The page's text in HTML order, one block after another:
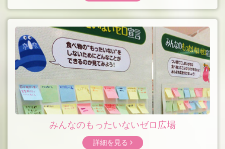
みんなのもったいないゼロ 広場
詳細を見る